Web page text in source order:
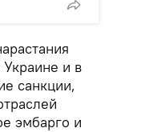
и в
санкции,
эмбарго и